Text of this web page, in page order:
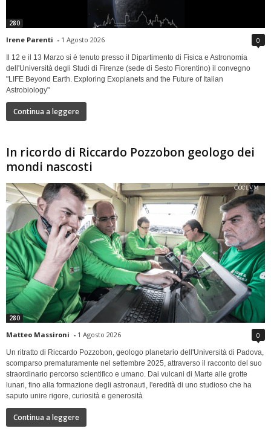
280
Irene Parenti - 1 Agosto 2026 0
Il 12 e il 13 Marzo si è tenuto presso il Dipartimento di Fisica e Astronomia
dell'Università degli Studi di Firenze (sede di Sesto Fiorentino) il convegno
"LIFE Beyond Earth. Exploring Exoplanets and the Future of Italian
Astrobiology"
Continua a leggere
In ricordo di Riccardo Pozzobon geologo dei
mondi nascosti
280
Matteo Massironi - 1 Agosto 2026 0
Un ritratto di Riccardo Pozzobon, geologo planetario dell'Università di Padova,
scomparso prematuramente nel settembre 2025, attraverso il racconto del suo
straordinario percorso scientifico e umano. Dai vulcani di Marte alle grotte
lunari, fino alla formazione degli astronauti, l'eredità di uno studioso che ha
saputo unire rigore, curiosità e generosità
Continua a leggere